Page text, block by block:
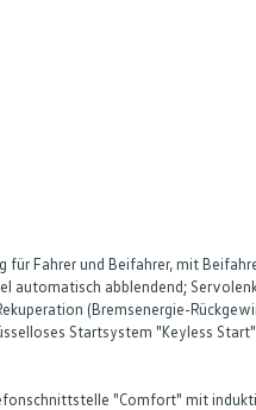
für Fahrer und Beifahrer, mit
automatisch abblendend;
(Bremsenergie-
Startsystem "Keyless
"Comfort" mit